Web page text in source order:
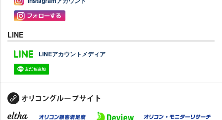
LINE
LINEアカウントメディア